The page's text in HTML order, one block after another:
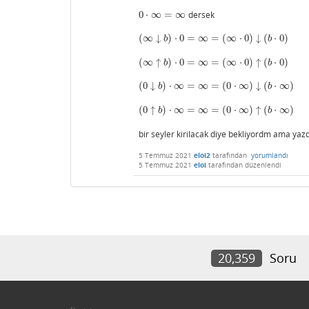
0 ⋅ ∞ = ∞
0 ∞=∞
dersek
(∞ ↓ b) ⋅ 0 = ∞ = (∞ ⋅ 0) ↓ (b ⋅ 0)
(∞↓b )⋅ 0= ∞ =( ∞⋅0 )↓(b ⋅0
(∞ ↑ b) ⋅ 0 = ∞ = (∞ ⋅ 0) ↑ (b ⋅ 0)
(∞↑b )⋅ 0= ∞ =( ∞⋅0 )↑(b ⋅0
(0 ↓ b) ⋅ ∞ = ∞ = (0 ⋅ ∞) ↓ (b ⋅ ∞)
(0↓ b ⋅∞ = ∞=( 0⋅∞ )↓(b ⋅∞
(0 ↑ b) ⋅ ∞ = ∞ = (0 ⋅ ∞) ↑ (b ⋅ ∞)
(0↑ b ⋅∞ = ∞=( 0⋅∞ )↑(b ⋅∞
bir seyler kirilacak diye bekliyordm ama
5 Temmuz 2021 eloi2 tarafından yorumlandı
5 Temmuz 2021 eloi tarafından düzenlendi
20,359 Soru